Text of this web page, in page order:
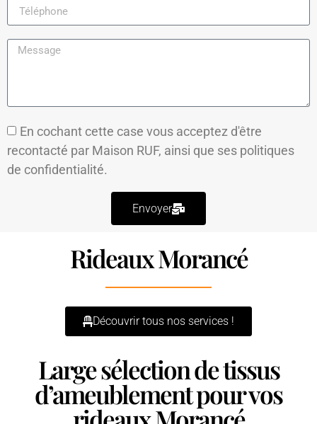
En cochant cette case vous acceptez d'être
recontacté par Maison RUF, ainsi que ses politiques
de confidentialité.
Envoyer
Rideaux Morancé
Découvrir tous nos services !
Large sélection de tissus
d’ameublement pour vos